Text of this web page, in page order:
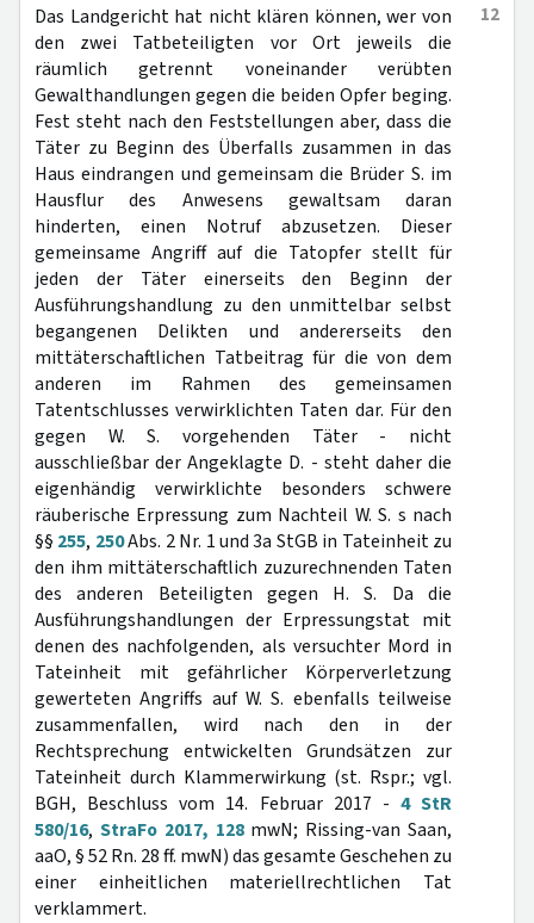
12
Das Landgericht hat nicht klären können, wer von
den zwei Tatbeteiligten vor Ort jeweils die
räumlich getrennt voneinander verübten
Gewalthandlungen gegen die beiden Opfer beging.
Fest steht nach den Feststellungen aber, dass die
Täter zu Beginn des Überfalls zusammen in das
Haus eindrangen und gemeinsam die Brüder S. im
Hausflur des Anwesens gewaltsam daran
hinderten, einen Notruf abzusetzen. Dieser
gemeinsame Angriff auf die Tatopfer stellt für
jeden der Täter einerseits den Beginn der
Ausführungshandlung zu den unmittelbar selbst
begangenen Delikten und andererseits den
mittäterschaftlichen Tatbeitrag für die von dem
anderen im Rahmen des gemeinsamen
Tatentschlusses verwirklichten Taten dar. Für den
gegen W. S. vorgehenden Täter - nicht
ausschließbar der Angeklagte D. - steht daher die
eigenhändig verwirklichte besonders schwere
räuberische Erpressung zum Nachteil W. S. s nach
§§ 255, 250Abs. 2 Nr. 1 und 3a StGB in Tateinheit zu
den ihm mittäterschaftlich zuzurechnenden Taten
des anderen Beteiligten gegen H. S. Da die
Ausführungshandlungen der Erpressungstat mit
denen des nachfolgenden, als versuchter Mord in
Tateinheit mit gefährlicher Körperverletzung
gewerteten Angriffs auf W. S. ebenfalls teilweise
zusammenfallen, wird nach den in der
Rechtsprechung entwickelten Grundsätzen zur
Tateinheit durch Klammerwirkung (st. Rspr.; vgl.
BGH, Beschluss vom 14. Februar 2017 - 4 StR
580/16, StraFo 2017, 128mwN; Rissing-van Saan,
aaO, § 52 Rn. 28 ff. mwN) das gesamte Geschehen zu
einer einheitlichen materiellrechtlichen Tat
verklammert.